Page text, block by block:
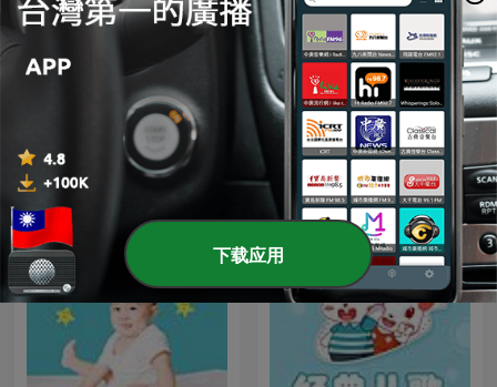
佳佳老師說故事
Teacher Ann's Musical
Routine｜Teacher Ann 的
兒童常規轉換兒歌故事屋
下载应用